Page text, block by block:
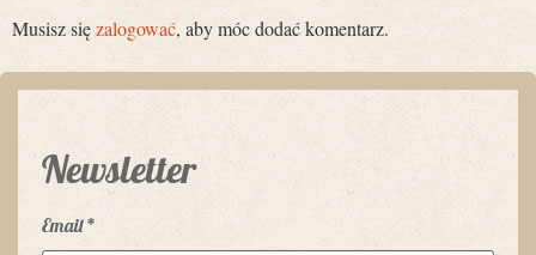
Musisz sięzalogować, aby móc dodać komentarz.
Newsletter
Email*